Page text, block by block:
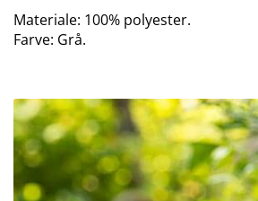
Materiale: 100% polyester.
Farve: Grå.